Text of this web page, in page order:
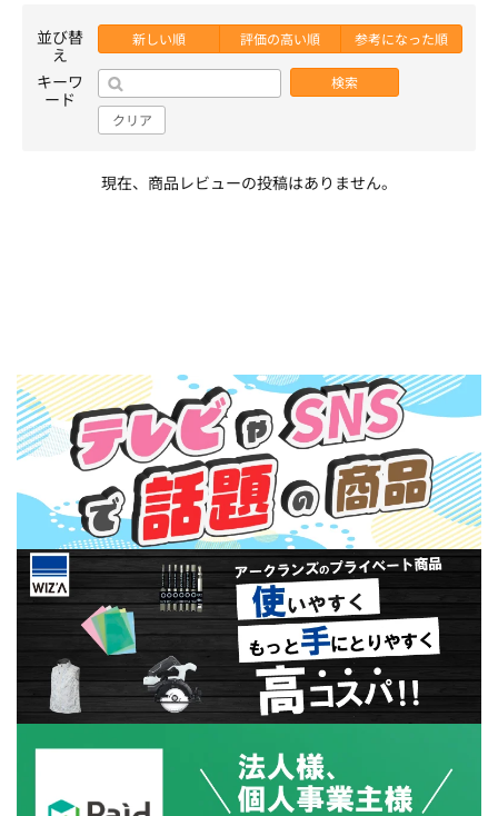
並び替
え
新しい順 評価の高い順 参考になった順
キーワ
ード
検索
クリア
現在、商品レビューの投稿はありません。